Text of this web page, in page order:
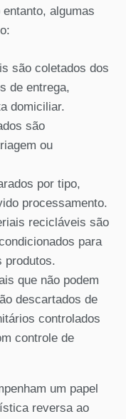
algumas
são coletados dos
de entrega,
domiciliar.
são
ou
por tipo,
processamento.
recicláveis são
para
produtos.
que não podem
descartados de
controlados
controle de
um papel
reversa ao